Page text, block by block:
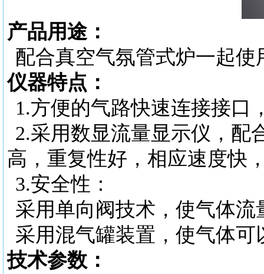
产品用途：
配合真空气氛管式炉一起
仪器特点：
1.方便的气路快速连接接口
2.采用数显流量显示仪，配
高，重复性好，相应速度快
3.安全性：
采用单向阀技术，使气体
采用混气罐装置，使气体
技术参数：